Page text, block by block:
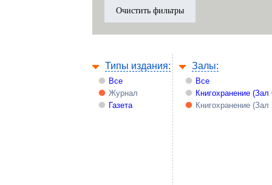
Типы издания:
Все
Журнал
Газета
Залы:
Все
Книгохранение
Книгохранение